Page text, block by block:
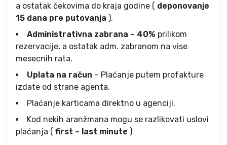
a ostatak čekovima do kraja godine ( deponovanje
15 dana pre putovanja ).
Administrativna zabrana – 40% prilikom
rezervacije, a ostatak adm. zabranom na vise
mesecnih rata.
Uplata na račun – Plaćanje putem profakture
izdate od strane agenta.
Plaćanje karticama direktno u agenciji.
Kod nekih aranžmana mogu se razlikovati uslovi
plaćanja ( first – last minute )